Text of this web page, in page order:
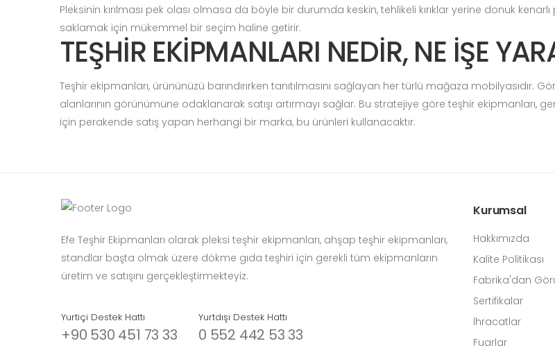
Pleksinin kırılması pek olası olmasa da böyle bir durumda keskin, tehlikeli kırıklar yerine donuk
saklamak için mükemmel bir seçim haline getirir.
TEŞHİR EKİPMANLARI NEDİR, NE İŞE
Teşhir ekipmanları, ürününüzü barındırırken tanıtılmasını sağlayan her türlü mağaza mobilyasıdır.
alanlarının görünümüne odaklanarak satışı artırmayı sağlar. Bu stratejiye göre teşhir ekipmanları,
için perakende satış yapan herhangi bir marka, bu ürünleri kullanacaktır.
Efe Teşhir Ekipmanları olarak pleksi teşhir ekipmanları, ahşap teşhir ekipmanları,
standlar başta olmak üzere dökme gıda teşhiri için gerekli tüm ekipmanların
üretim ve satışını gerçekleştirmekteyiz.
Yurtiçi Destek Hattı
+90 530 451 73 33
Yurtdışı Destek Hattı
0 552 442 53 33
Kurumsal
Hakkımızda
Kalite Politikası
Fabrika'dan
Sertifikalar
İhracatlar
Fuarlar